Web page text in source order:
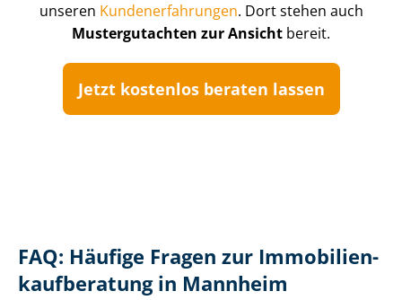
unseren Kun­de­n­er­fah­run­gen. Dort stehen auch
Mustergutachten zur Ansicht bereit.
Jetzt kostenlos beraten lassen
FAQ: Häufige Fragen zur Im­mo­bi­li­en­
kauf­be­ra­tung in Mannheim